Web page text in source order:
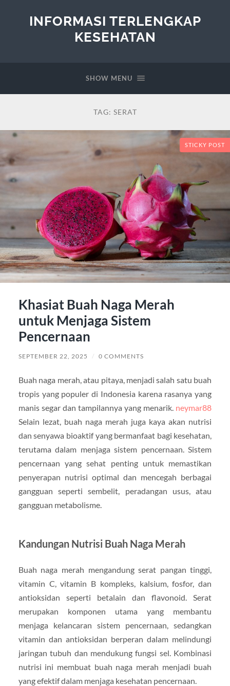
INFORMASI TERLENGKAP
KESEHATAN
SHOW MENU
TAG: SERAT
STICKY POST
Khasiat Buah Naga Merah
untuk Menjaga Sistem
Pencernaan
SEPTEMBER 22, 2025 / 0 COMMENTS
Buah naga merah, atau pitaya, menjadi salah satu buah
tropis yang populer di Indonesia karena rasanya yang
manis segar dan tampilannya yang menarik. neymar88
Selain lezat, buah naga merah juga kaya akan nutrisi
dan senyawa bioaktif yang bermanfaat bagi kesehatan,
terutama dalam menjaga sistem pencernaan. Sistem
pencernaan yang sehat penting untuk memastikan
penyerapan nutrisi optimal dan mencegah berbagai
gangguan seperti sembelit, peradangan usus, atau
gangguan metabolisme.
Kandungan Nutrisi Buah Naga Merah
Buah naga merah mengandung serat pangan tinggi,
vitamin C, vitamin B kompleks, kalsium, fosfor, dan
antioksidan seperti betalain dan flavonoid. Serat
merupakan komponen utama yang membantu
menjaga kelancaran sistem pencernaan, sedangkan
vitamin dan antioksidan berperan dalam melindungi
jaringan tubuh dan mendukung fungsi sel. Kombinasi
nutrisi ini membuat buah naga merah menjadi buah
yang efektif dalam menjaga kesehatan pencernaan.